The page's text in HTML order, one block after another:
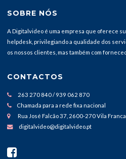
SOBRE NÓS
A Digitalvideo é uma empresa que oferece
helpdesk, privilegiando a qualidade dos
os nossos clientes, mas também com
CONTACTOS
263 270 840 / 939 062 870
Chamada para a rede fixa nacional
Rua José Falcão 37, 2600-270 Vila
digitalvideo@digitalvideo.pt